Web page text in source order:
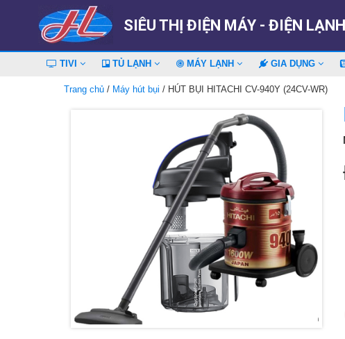
SIÊU THỊ ĐIỆN MÁY - ĐIỆN LẠNH
TIVI TỦ LẠNH MÁY LẠNH GIA DỤNG
Trang chủ / Máy hút bụi / HÚT BỤI HITACHI CV-940Y (24CV-WR)